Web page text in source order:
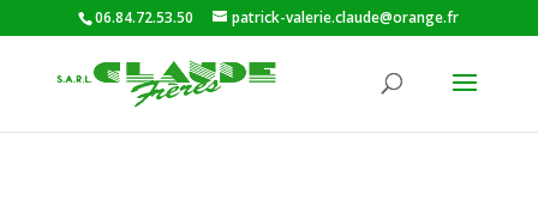
06.84.72.53.50 patrick-valerie.claude@orange.fr